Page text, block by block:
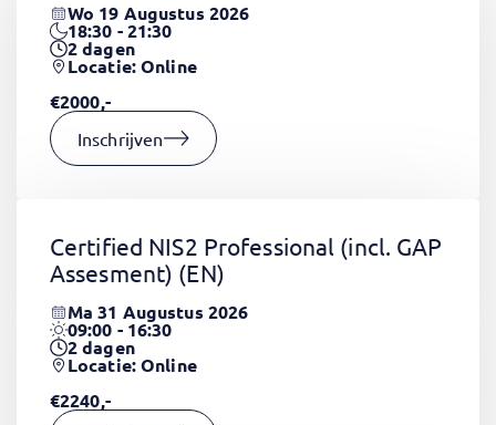
Wo 19 Augustus 2026
18:30 - 21:30
2dagen
Locatie: Online
€2000,-
Inschrijven
Certified NIS2 Professional (incl. GAP
Assesment) (EN)
Ma 31 Augustus 2026
09:00 - 16:30
2dagen
Locatie: Online
€2240,-